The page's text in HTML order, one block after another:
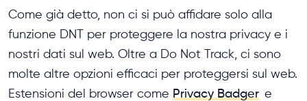
Come già detto, non ci si può affidare solo alla
funzione DNT per proteggere la nostra privacy e i
nostri dati sul web. Oltre a Do Not Track, ci sono
molte altre opzioni efficaci per proteggersi sul web.
Estensioni del browser come Privacy Badger e